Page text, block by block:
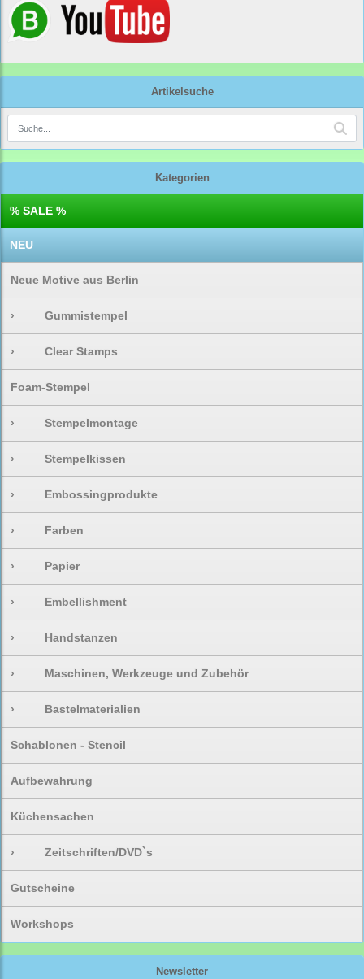
Artikelsuche
Kategorien
% SALE %
NEU
Neue Motive aus Berlin
› Gummistempel
› Clear Stamps
Foam-Stempel
› Stempelmontage
› Stempelkissen
› Embossingprodukte
› Farben
› Papier
› Embellishment
› Handstanzen
› Maschinen, Werkzeuge und Zubehör
› Bastelmaterialien
Schablonen - Stencil
Aufbewahrung
Küchensachen
› Zeitschriften/DVD`s
Gutscheine
Workshops
Newsletter